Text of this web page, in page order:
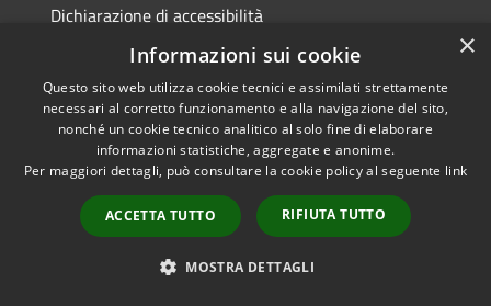
Dichiarazione di accessibilità
Obiettivi di accessibilità
RSS
Accessibilità
Copyright © 2026 • Comune di
Municipium•
Accesso
redazione
×
Informazioni sui cookie
Questo sito web utilizza cookie tecnici e assimilati strettamente
necessari al corretto funzionamento e alla navigazione del sito,
nonché un cookie tecnico analitico al solo fine di elaborare
informazioni statistiche, aggregate e anonime.
Per maggiori dettagli, può consultare la cookie policy al seguente link
ACCETTA TUTTO RIFIUTA TUTTO
MOSTRA DETTAGLI